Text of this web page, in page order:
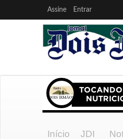
Assine Entrar
Início JDI